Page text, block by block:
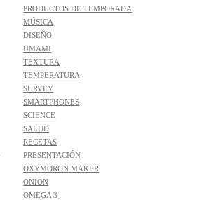
PRODUCTOS DE TEMPORADA
MÚSICA
DISEÑO
UMAMI
TEXTURA
TEMPERATURA
SURVEY
SMARTPHONES
SCIENCE
SALUD
RECETAS
PRESENTACIÓN
OXYMORON MAKER
ONION
OMEGA 3